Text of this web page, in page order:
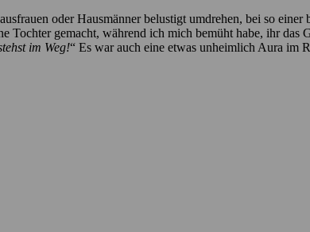
oder Hausmänner belustigt umdrehen, bei so
Tochter gemacht, während ich mich bemüht habe, ihr
im Weg!“ Es war auch eine etwas unheimlich Aura im